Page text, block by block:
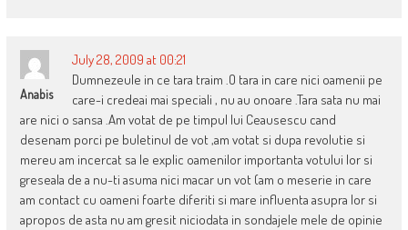
Anabis
July 28, 2009 at 00:21
Dumnezeule in ce tara traim .O tara in care nici oamenii pe
care-i credeai mai speciali , nu au onoare .Tara sata nu mai
are nici o sansa .Am votat de pe timpul lui Ceausescu cand
desenam porci pe buletinul de vot ,am votat si dupa revolutie si
mereu am incercat sa le explic oamenilor importanta votului lor si
greseala de a nu-ti asuma nici macar un vot (am o meserie in care
am contact cu oameni foarte diferiti si mare influenta asupra lor si
apropos de asta nu am gresit niciodata in sondajele mele de opinie